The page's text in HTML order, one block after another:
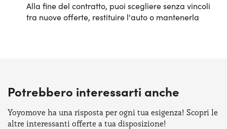
Alla fine del contratto, puoi scegliere senza vincoli
tra nuove offerte, restituire l'auto o mantenerla
Potrebbero interessarti anche
Yoyomove ha una risposta per ogni tua esigenza! Scopri le
altre interessanti offerte a tua disposizione!